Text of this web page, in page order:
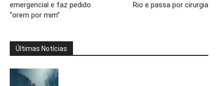
emergencial e faz pedido
“orem por mim”
Rio e passa por cirurgia
Últimas Notícias